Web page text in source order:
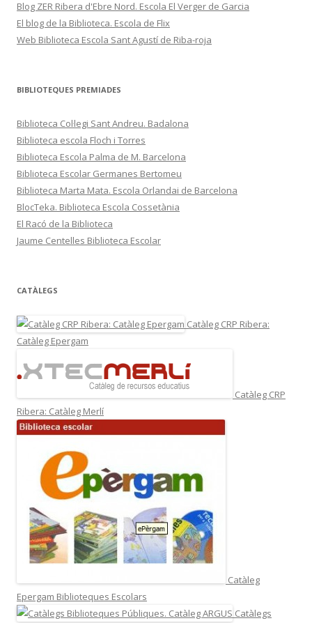
Blog ZER Ribera d'Ebre Nord. Escola El Verger de Garcia
El blog de la Biblioteca. Escola de Flix
Web Biblioteca Escola Sant Agustí de Riba-roja
BIBLIOTEQUES PREMIADES
Biblioteca Col·legi Sant Andreu. Badalona
Biblioteca escola Floch i Torres
Biblioteca Escola Palma de M. Barcelona
Biblioteca Escolar Germanes Bertomeu
Biblioteca Marta Mata. Escola Orlandai de Barcelona
BlocTeka. Biblioteca Escola Cossetània
El Racó de la Biblioteca
Jaume Centelles Biblioteca Escolar
CATÀLEGS
Catàleg CRP Ribera:
Catàleg Epergam
Catàleg CRP
Ribera: Catàleg Merlí
Catàleg
Epergam Biblioteques Escolars
Catàlegs